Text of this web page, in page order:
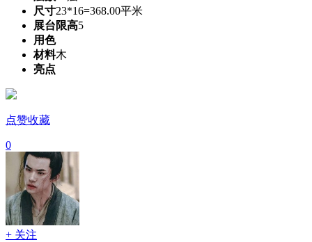
尺寸23*16=368.00平米
展台限高5
用色
材料木
亮点
点赞收藏
0
+ 关注